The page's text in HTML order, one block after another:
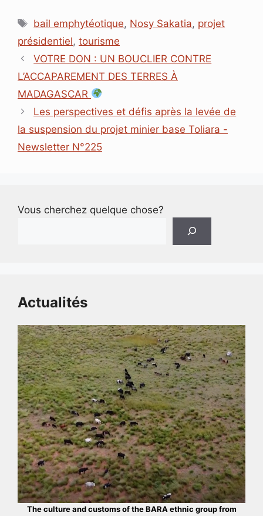
e
o
o
k
d
I
t
s
A
p
i
e
d
s
s
g
r
Étiquettes
bail emphytéotique, Nosy Sakatia, projet
présidentiel, tourisme
VOTRE DON : UN BOUCLIER CONTRE
L’ACCAPAREMENT DES TERRES À
MADAGASCAR
Les perspectives et défis après la levée de
la suspension du projet minier base Toliara -
Newsletter N°225
Vous cherchez quelque chose?
Actualités
The culture and customs of the BARA ethnic group from